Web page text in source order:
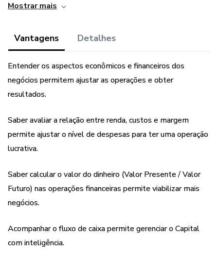
Planejamento Econômico-Financeiro, Capital Fixo, Capital
O e-book de "Auto Estudo" inclui testes com perguntas e
como, acesso ao autor para esclarecer dúvidas.
Todas as estratégias e investimentos envolvem risco de
ser interpretada como uma garantia de resultados.
Mostrar mais
Vantagens Detalhes
Entender os aspectos econômicos e financeiros dos
negócios permitem ajustar as operações e obter
resultados.
Saber avaliar a relação entre renda, custos e margem
permite ajustar o nível de despesas para ter uma operação
lucrativa.
Saber calcular o valor do dinheiro (Valor Presente / Valor
Futuro) nas operações financeiras permite viabilizar mais
negócios.
Acompanhar o fluxo de caixa permite gerenciar o Capital
com inteligência.